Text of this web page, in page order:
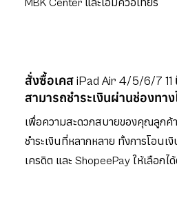
MBK Center และเอ็มควอเทียร์
สั่งซื้อเคส iPad Air 4/5/6/7 11
สามารถชำระเงินผ่านช่องทาง
เพื่อความสะดวกสบายของคุณลูกค้า
ชำระเงินที่หลากหลาย ทั้งการโอนเ
เครดิต และ ShopeePay ให้เลือกไ